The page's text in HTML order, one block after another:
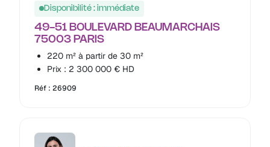
Disponibilité : immédiate
49-51 BOULEVARD BEAUMARCHAIS
75003 PARIS
220 m² à partir de 30 m²
Prix : 2 300 000 € HD
Réf : 26909